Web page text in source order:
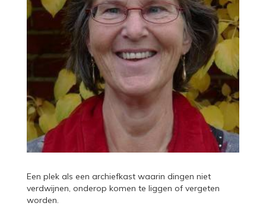
Een plek als een archiefkast waarin dingen niet
verdwijnen, onderop komen te liggen of vergeten
worden.